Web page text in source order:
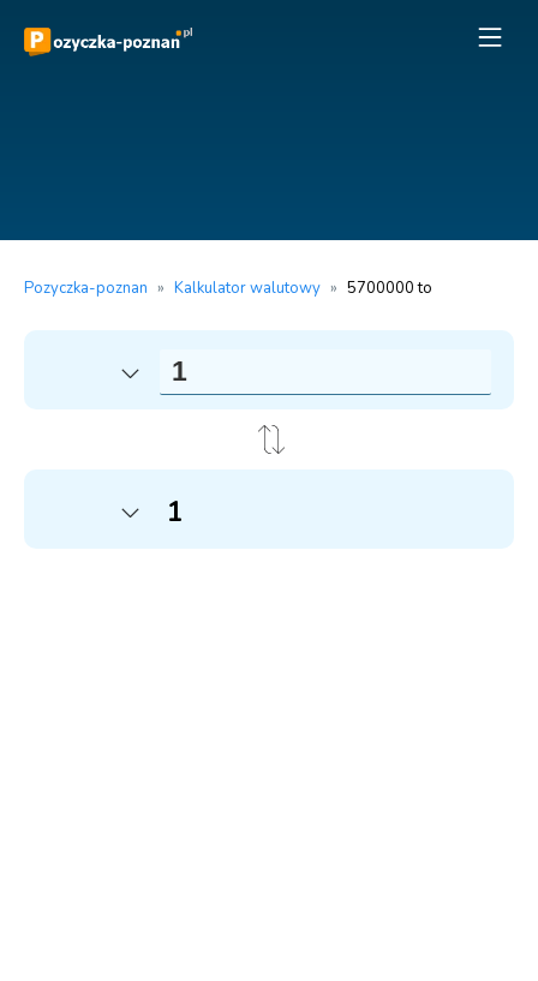
Pozyczka-poznan » Kalkulator walutowy » 5700000 to
1